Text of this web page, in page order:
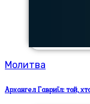
Молитва
Архангел Гавриїл: той,